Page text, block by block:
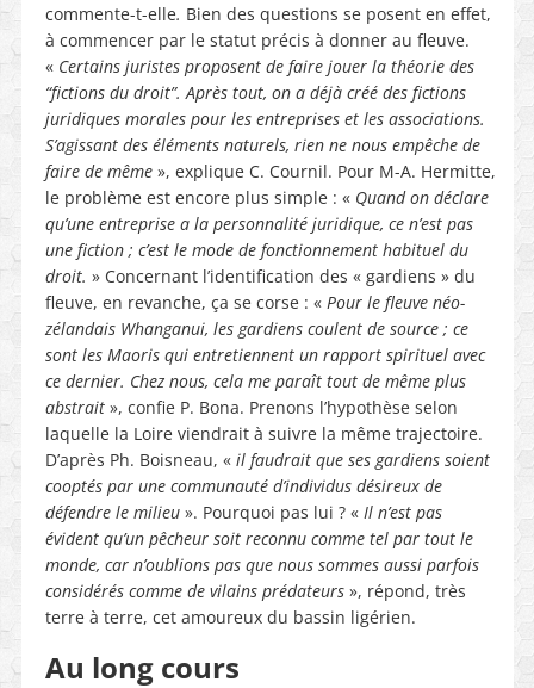
commente-t-elle. Bien des questions se posent en effet,
à commencer par le statut précis à donner au fleuve.
« Certains juristes proposent de faire jouer la théorie des
“fictions du droit”. Après tout, on a déjà créé des fictions
juridiques morales pour les entreprises et les associations.
S’agissant des éléments naturels, rien ne nous empêche de
faire de même », explique C. Cournil. Pour M-A. Hermitte,
le problème est encore plus simple : « Quand on déclare
qu’une entreprise a la personnalité juridique, ce n’est pas
une fiction ; c’est le mode de fonctionnement habituel du
droit. » Concernant l’identification des « gardiens » du
fleuve, en revanche, ça se corse : « Pour le fleuve néo-
zélandais Whanganui, les gardiens coulent de source ; ce
sont les Maoris qui entretiennent un rapport spirituel avec
ce dernier. Chez nous, cela me paraît tout de même plus
abstrait», confie P. Bona. Prenons l’hypothèse selon
laquelle la Loire viendrait à suivre la même trajectoire.
D’après Ph. Boisneau, « il faudrait que ses gardiens soient
cooptés par une communauté d’individus désireux de
défendre le milieu». Pourquoi pas lui ? « Il n’est pas
évident qu’un pêcheur soit reconnu comme tel par tout le
monde, car n’oublions pas que nous sommes aussi parfois
considérés comme de vilains prédateurs », répond, très
terre à terre, cet amoureux du bassin ligérien.
Au long cours